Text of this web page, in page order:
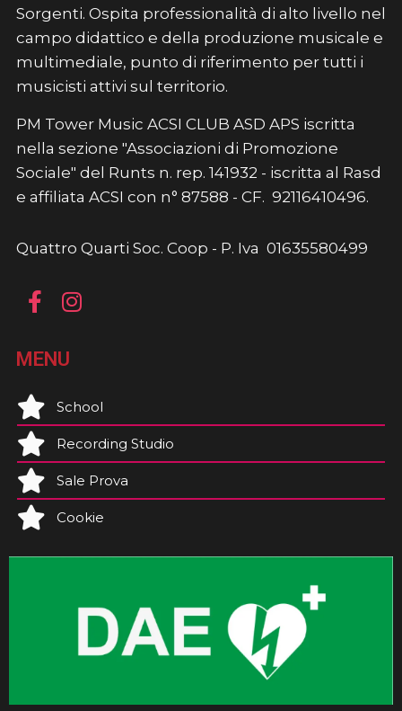
Sorgenti. Ospita professionalità di alto livello nel
campo didattico e della produzione musicale e
multimediale, punto di riferimento per tutti i
musicisti attivi sul territorio.
PM Tower Music ACSI CLUB ASD APS iscritta
nella sezione "Associazioni di Promozione
Sociale" del Runts n. rep. 141932 - iscritta al Rasd
e affiliata ACSI con n° 87588 - CF. 92116410496.
Quattro Quarti Soc. Coop - P. Iva 01635580499
MENU
School
Recording Studio
Sale Prova
Cookie